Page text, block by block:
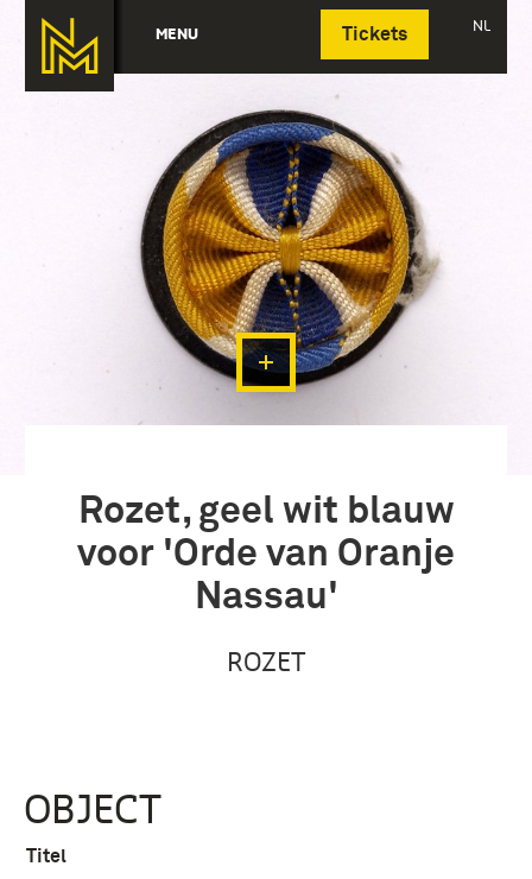
MENU Tickets NL
Deutsch
Rozet, geel wit blauw
voor 'Orde van Oranje
Nassau'
ROZET
OBJECT
Titel